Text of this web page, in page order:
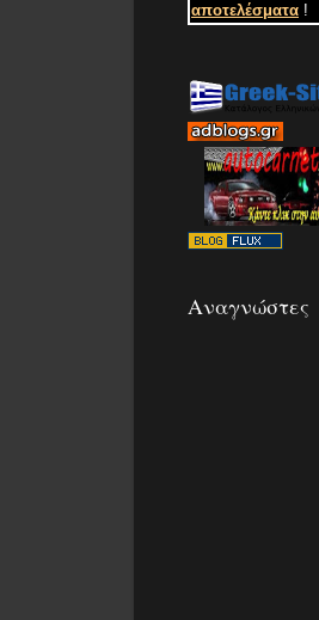
αποτελέσματα !
Αναγνώστες